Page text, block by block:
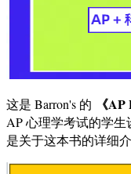
这是 Barron's 的 《
AP 心理学考试的学
是关于这本书的详细介